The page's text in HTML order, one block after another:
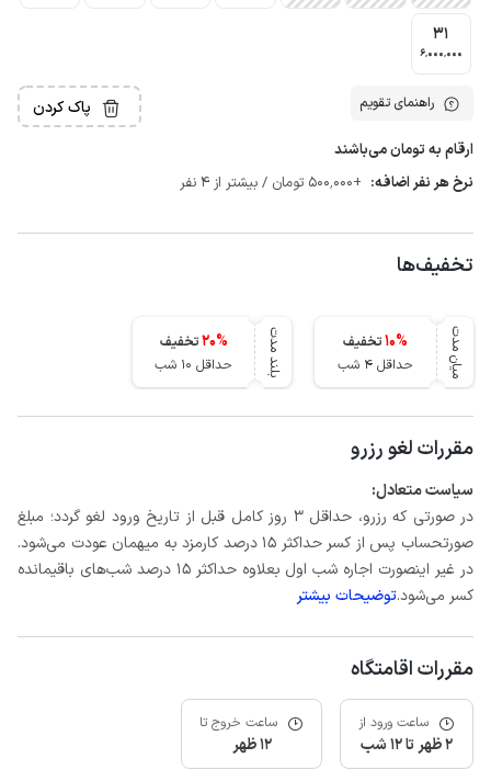
31
6٬000٬000
راهنمای تقویم پاک کردن
ارقام به تومان می‌باشند
نرخ هر نفر اضافه: +500٬000 تومان / بیشتر از 4 نفر
تخفیف‌ها
میان مدت 10%
تخفیف
حداقل 4 شب
بلند مدت 20%
تخفیف
حداقل 10 شب
مقررات لغو رزرو
سیاست متعادل:
در صورتی که رزرو، حداقل 3 روز کامل قبل از تاریخ ورود لغو گردد؛ مبلغ
صورتحساب پس از کسر حداکثر 15 درصد کارمزد به میهمان عودت می‌شود.
در غیر اینصورت اجاره شب اول بعلاوه حداکثر 15 درصد شب‌های باقیمانده
کسر می‌شود.توضیحات بیشتر
مقررات اقامتگاه
ساعت ورود از
2 ظهر تا 12 شب
ساعت خروج تا
12 ظهر